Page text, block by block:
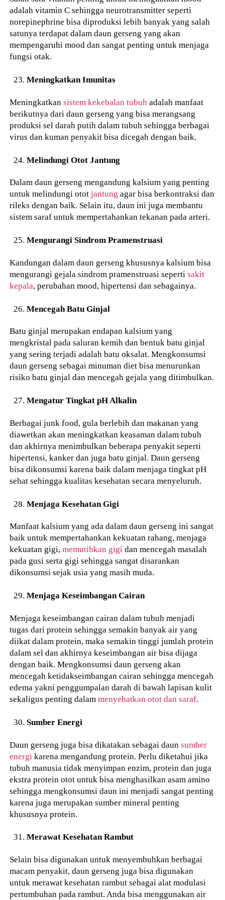
adalah vitamin C sehingga neurotransmitter seperti
norepinephrine bisa diproduksi lebih banyak yang salah
satunya terdapat dalam daun gerseng yang akan
mempengaruhi mood dan sangat penting untuk menjaga
fungsi otak.
Meningkatkan Imunitas
Meningkatkan sistem kekebalan tubuh adalah manfaat
berikutnya dari daun gerseng yang bisa merangsang
produksi sel darah putih dalam tubuh sehingga berbagai
virus dan kuman penyakit bisa dicegah dengan baik.
Melindungi Otot Jantung
Dalam daun gerseng mengandung kalsium yang penting
untuk melindungi ototjantungagar bisa berkontraksi dan
rileks dengan baik. Selain itu, daun ini juga membantu
sistem saraf untuk mempertahankan tekanan pada arteri.
Mengurangi Sindrom Pramenstruasi
Kandungan dalam daun gerseng khususnya kalsium bisa
mengurangi gejala sindrom pramenstruasi sepertisakit
kepala, perubahan mood, hipertensi dan sebagainya.
Mencegah Batu Ginjal
Batu ginjal merupakan endapan kalsium yang
mengkristal pada saluran kemih dan bentuk batu ginjal
yang sering terjadi adalah batu oksalat. Mengkonsumsi
daun gerseng sebagai minuman diet bisa menurunkan
risiko batu ginjal dan mencegah gejala yang ditimbulkan.
Mengatur Tingkat pH Alkalin
Berbagai junk food, gula berlebih dan makanan yang
diawetkan akan meningkatkan keasaman dalam tubuh
dan akhirnya menimbulkan beberapa penyakit seperti
hipertensi, kanker dan juga batu ginjal. Daun gerseng
bisa dikonsumsi karena baik dalam menjaga tingkat pH
sehat sehingga kualitas kesehatan secara menyeluruh.
Menjaga Kesehatan Gigi
Manfaat kalsium yang ada dalam daun gerseng ini sangat
baik untuk mempertahankan kekuatan rahang, menjaga
kekuatan gigi,memutihkan gigi dan mencegah masalah
pada gusi serta gigi sehingga sangat disarankan
dikonsumsi sejak usia yang masih muda.
Menjaga Keseimbangan Cairan
Menjaga keseimbangan cairan dalam tubuh menjadi
tugas dari protein sehingga semakin banyak air yang
diikat dalam protein, maka semakin tinggi jumlah protein
dalam sel dan akhirnya keseimbangan air bisa dijaga
dengan baik. Mengkonsumsi daun gerseng akan
mencegah ketidakseimbangan cairan sehingga mencegah
edema yakni penggumpalan darah di bawah lapisan kulit
sekaligus penting dalammenyehatkan otot dan saraf.
Sumber Energi
Daun gerseng juga bisa dikatakan sebagai daunsumber
energi karena mengandung protein. Perlu diketahui jika
tubuh manusia tidak menyimpan enzim, protein dan juga
ekstra protein otot untuk bisa menghasilkan asam amino
sehingga mengkonsumsi daun ini menjadi sangat penting
karena juga merupakan sumber mineral penting
khususnya protein.
Merawat Kesehatan Rambut
Selain bisa digunakan untuk menyembuhkan berbagai
macam penyakit, daun gerseng juga bisa digunakan
untuk merawat kesehatan rambut sebagai alat modulasi
pertumbuhan pada rambut. Anda bisa menggunakan air